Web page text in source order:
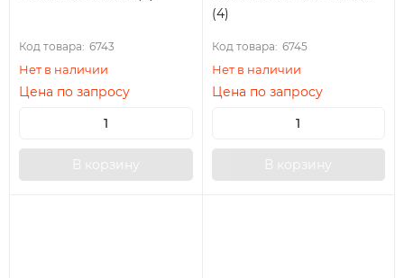
Код товара: 6743
Нет в наличии
Цена по запросу
В корзину
(4)
Код товара: 6745
Нет в наличии
Цена по запросу
В корзину